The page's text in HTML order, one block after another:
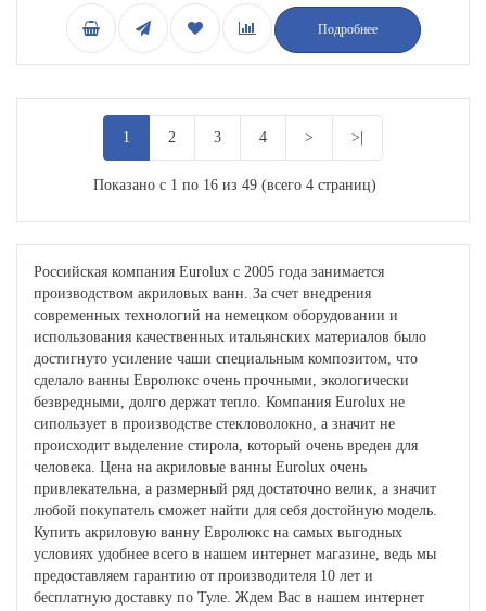
Подробнее
1 2 3 4 > >|
Показано с 1 по 16 из 49 (всего 4 страниц)
Российская компания Eurolux с 2005 года занимается
производством акриловых ванн. За счет внедрения
современных технологий на немецком оборудовании и
использования качественных итальянских материалов было
достигнуто усиление чаши специальным композитом, что
сделало ванны Евролюкс очень прочными, экологически
безвредными, долго держат тепло. Компания Eurolux не
сипользует в производстве стекловолокно, а значит не
происходит выделение стирола, который очень вреден для
человека. Цена на акриловые ванны Eurolux очень
привлекательна, а размерный ряд достаточно велик, а значит
любой покупатель сможет найти для себя достойную модель.
Купить акриловую ванну Евролюкс на самых выгодных
условиях удобнее всего в нашем интернет магазине, ведь мы
предоставляем гарантию от производителя 10 лет и
бесплатную доставку по Туле. Ждем Вас в нашем интернет